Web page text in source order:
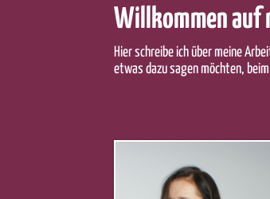
Willkommen auf
Hier schreibe ich über meine
etwas dazu sagen möchten,